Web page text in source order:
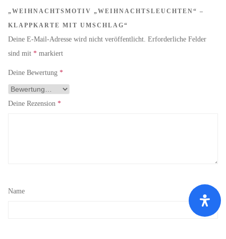
„WEIHNACHTSMOTIV „WEIHNACHTSLEUCHTEN“ –
KLAPPKARTE MIT UMSCHLAG“
Deine E-Mail-Adresse wird nicht veröffentlicht. Erforderliche Felder
sind mit * markiert
Deine Bewertung *
Deine Rezension *
Name